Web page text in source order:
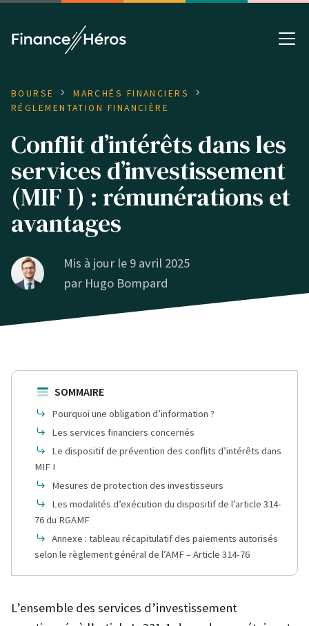
BOURSE
MARCHÉS FINANCIERS
RÉGLEMENTATION FINANCIÈRE
Conflit d’intérêts dans les
services d’investissement
(MIF I) : rémunérations et
avantages
Mis à jour le 9 avril 2025
par Hugo Bompard
SOMMAIRE
Pourquoi une obligation d’information ?
Les services financiers concernés
Le dispositif de prévention des conflits d’intérêts dans
MIF I
Mesures de protection des investisseurs
Les modalités d’exécution du dispositif de l’article 314-
76 du RGAMF
Annexe : tableau récapitulatif des paiements autorisés
selon le règlement général de l’AMF – Article 314-76
L’ensemble des services d’investissement